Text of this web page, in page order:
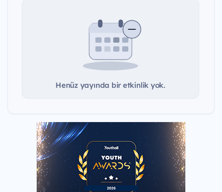
Henüz yayında bir etkinlik yok.